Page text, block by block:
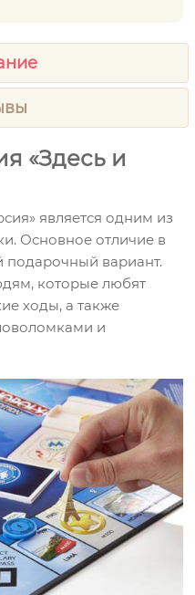
«Здесь и
является одним из
Основное отличие в
подарочный вариант.
которые любят
ходы, а также
и